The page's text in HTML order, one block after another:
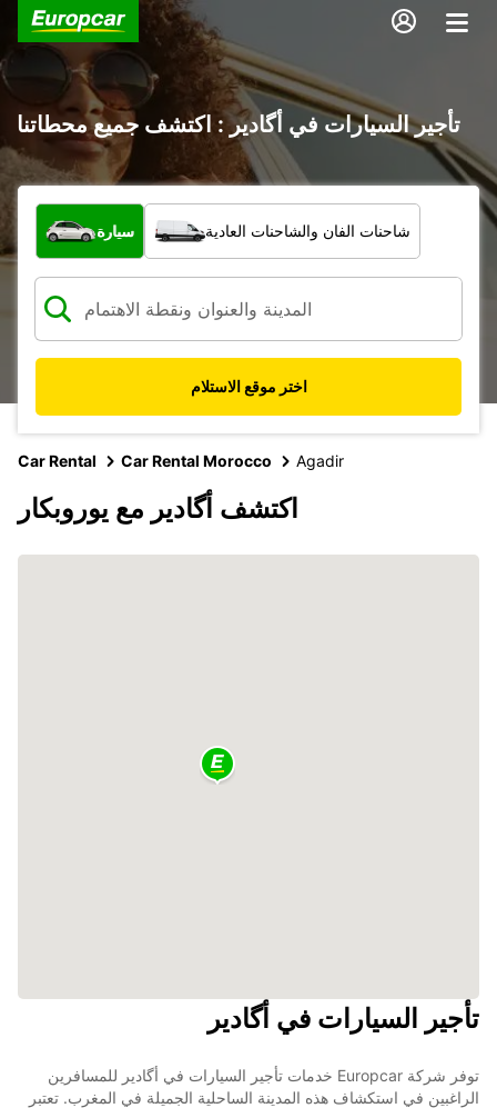
تأجير السيارات في أگادير : اكتشف جميع محطاتنا
ما نوع المركبة؟
سيارة شاحنات الفان والشاحنات العادية
اختر موقع الاستلام
Car Rental Car Rental Morocco Agadir
اكتشف أگادير مع يوروبكار
تأجير السيارات في أگادير
توفر شركة Europcar خدمات تأجير السيارات في أگادير للمسافرين
الراغبين في استكشاف هذه المدينة الساحلية الجميلة في المغرب. تعتبر